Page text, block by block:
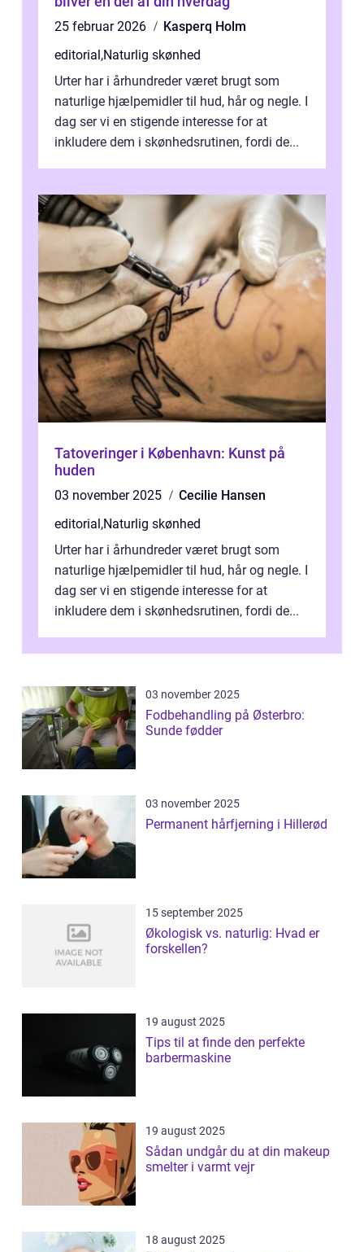
25 februar 2026
Kasperq Holm
editorial,Naturlig skønhed
Urter har i århundreder været brugt som
naturlige hjælpemidler til hud, hår og negle. I
dag ser vi en stigende interesse for at
inkludere dem i skønhedsrutinen, fordi de...
Tatoveringer i København: Kunst på
huden
03 november 2025
Cecilie Hansen
editorial,Naturlig skønhed
Urter har i århundreder været brugt som
naturlige hjælpemidler til hud, hår og negle. I
dag ser vi en stigende interesse for at
inkludere dem i skønhedsrutinen, fordi de...
03 november 2025
Fodbehandling på Østerbro:
Sunde fødder
03 november 2025
Permanent hårfjerning i Hillerød
15 september 2025
Økologisk vs. naturlig: Hvad er
forskellen?
19 august 2025
Tips til at finde den perfekte
barbermaskine
19 august 2025
Sådan undgår du at din makeup
smelter i varmt vejr
18 august 2025